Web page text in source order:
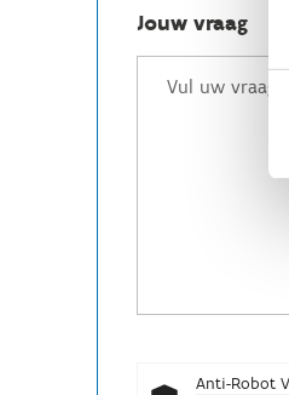
Jouw vraag
Anti-Robot